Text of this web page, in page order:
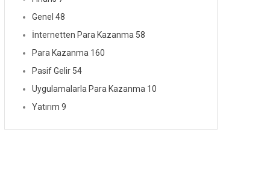
Genel 48
İnternetten Para Kazanma 58
Para Kazanma 160
Pasif Gelir 54
Uygulamalarla Para Kazanma 10
Yatırım 9